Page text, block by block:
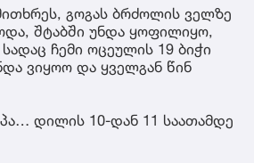
გოგას ბრძოლის ველზე
შტაბში უნდა ყოფილიყო,
ჩემი ოცეულის 19 ბიჭი
ვიყოო და ყველგან წინ
დილის 10-დან 11 საათამდე